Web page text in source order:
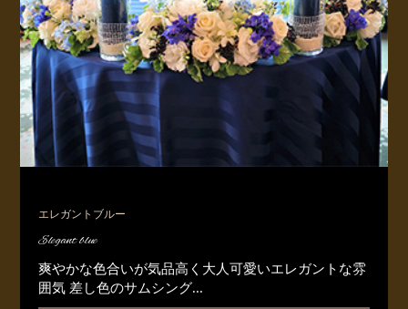
エレガントブルー
Elegant blue
爽やかな色合いが気品高く大人可愛いエレガントな雰
囲気 差し色のサムシング...